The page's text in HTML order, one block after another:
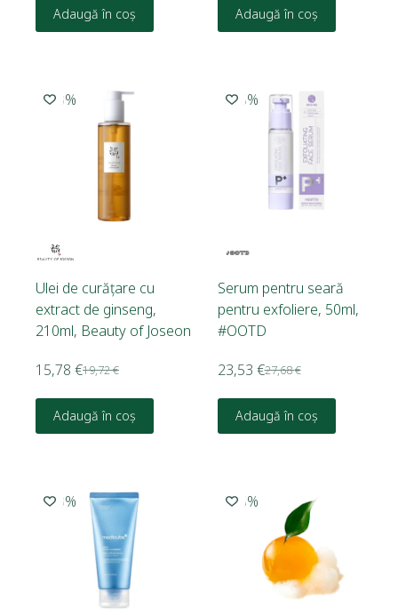
Adaugă în coș Adaugă în coș
-20%
Ulei de curățare cu
extract de ginseng,
210ml, Beauty of Joseon
19,72€
15,78 €
Adaugă în coș
-15%
Serum pentru seară
pentru exfoliere, 50ml,
#OOTD
27,68€
23,53 €
Adaugă în coș
-20% -15%